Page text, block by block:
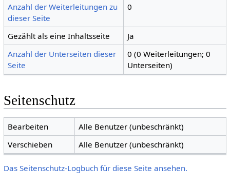
Anzahl der Weiterleitungen zu
dieser Seite
0
Gezählt als eine Inhaltsseite
Ja
Anzahl der Unterseiten dieser
Seite
0 (0 Weiterleitungen; 0
Unterseiten)
Seitenschutz
Bearbeiten
Alle Benutzer (unbeschränkt)
Verschieben
Alle Benutzer (unbeschränkt)
Das Seitenschutz-Logbuch für diese Seite ansehen.